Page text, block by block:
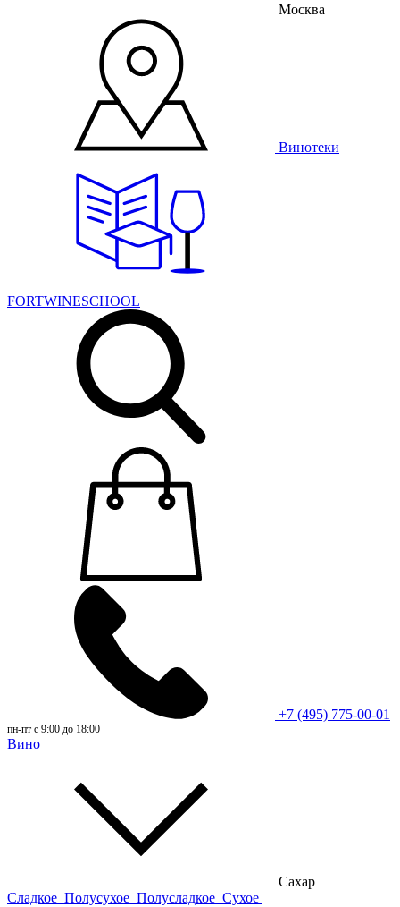
Москва
Винотеки
FORTWINESCHOOL
+7 (495) 775-00-01
пн-пт с 9:00 до 18:00
Вино
Сахар
Сладкое Полусухое Полусладкое Сухое